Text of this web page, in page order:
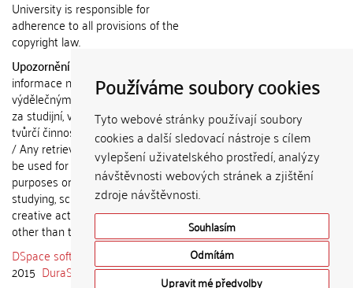
Používáme soubory cookies
Tyto webové stránky používají soubory
cookies a další sledovací nástroje s cílem
vylepšení uživatelského prostředí, analýzy
návštěvnosti webových stránek a zjištění
zdroje návštěvnosti.
Souhlasím
Odmítám
Upravit mé předvolby
University is responsible for
adherence to all provisions of the
copyright law.
Upozornění / Notice:
informace nemohou být použity k
výdělečným účelům nebo vydávány
za studijní, vědeckou nebo jinou
tvůrčí činnost jiné osoby než autora.
/ Any retrieved information shall not
be used for any commercial
purposes or claimed as results of
studying, scientific or any other
creative activities of any person
other than the author.
DSpace software
copyright © 2002-
2015 DuraSpace